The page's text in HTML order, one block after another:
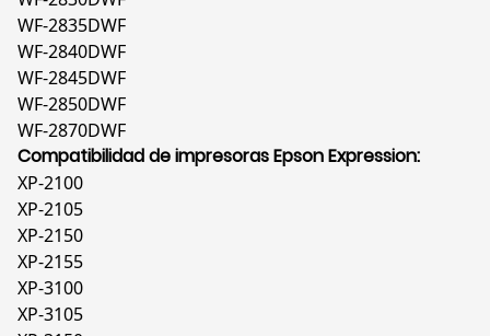
WF-2835DWF
WF-2840DWF
WF-2845DWF
WF-2850DWF
WF-2870DWF
Compatibilidad de impresoras Epson Expression:
XP-2100
XP-2105
XP-2150
XP-2155
XP-3100
XP-3105